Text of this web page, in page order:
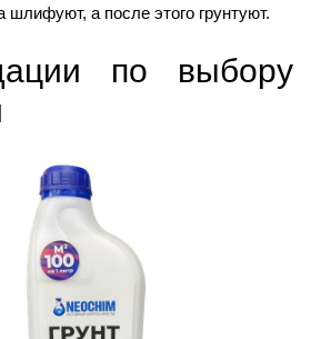
шлифуют, а после этого грунтуют.
по выбору